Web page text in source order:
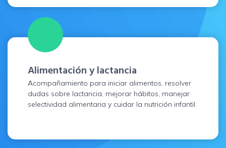
Alimentación y lactancia
Acompañamiento para iniciar alimentos, resolver
dudas sobre lactancia, mejorar hábitos, manejar
selectividad alimentaria y cuidar la nutrición infantil.